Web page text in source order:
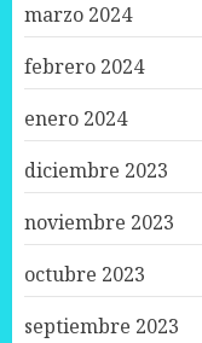
marzo 2024
febrero 2024
enero 2024
diciembre 2023
noviembre 2023
octubre 2023
septiembre 2023